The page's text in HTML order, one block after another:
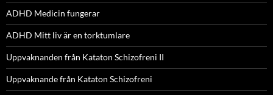
ADHD Medicin fungerar
ADHD Mitt liv är en torktumlare
Uppvaknanden från Kataton Schizofreni II
Uppvaknande från Kataton Schizofreni